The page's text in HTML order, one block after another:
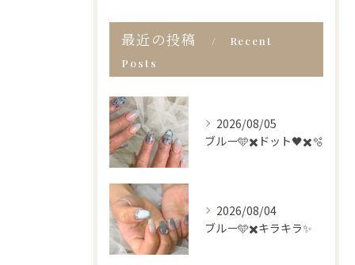
最近の投稿
Recent
Posts
2026/08/05
ブルー🩵✖️ドット🖤✖️🫧
2026/08/04
ブルー🩵✖️キラキラ✨